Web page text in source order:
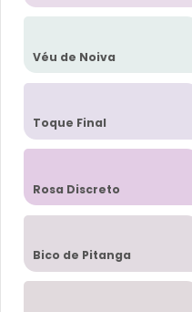
Véu de Noiva
Toque Final
Rosa Discreto
Bico de Pitanga